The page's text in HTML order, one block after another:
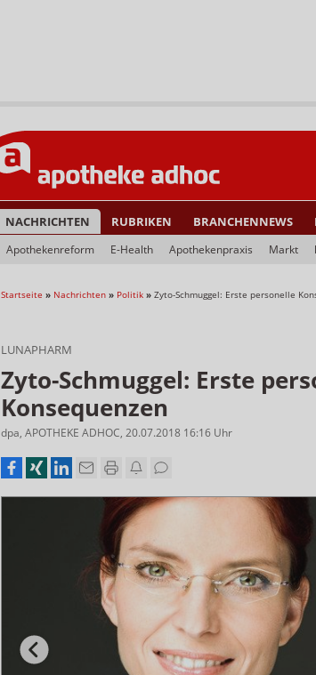
NACHRICHTEN RUBRIKEN BRANCHENNEWS
Apothekenreform E-Health Apothekenpraxis Markt
Startseite » Nachrichten » Politik » Zyto-Schmuggel: Erste personelle
LUNAPHARM
Zyto-Schmuggel: Erste
Konsequenzen
dpa, APOTHEKE ADHOC, 20.07.2018 16:16 Uhr